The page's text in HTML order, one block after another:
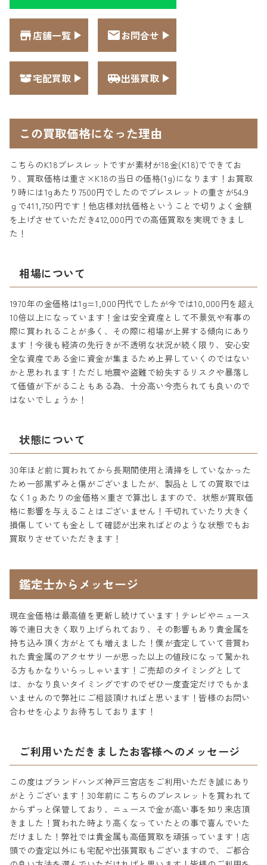
店舗一覧 お問合せ
宅配買取 出張買取
この買取価格になった理由
こちらのK18ブレスレットですが素材が18金(K18)でできてお
り、買取価格は重さ×K18の当日の価格(1g)になります！お買取
り時には1gあたり7500円でしたのでブレスレットの重さが54.9
ｇで411,750円です！他店様対抗価格ということで切りよく金額
を上げさせていただき412,000円での高価買取を実現できまし
た！
相場について
1970年の金価格は1g=1,000円代でしたが今では10,000円を超え
10倍以上になっています！金は安全資産として不景気や有事の
際に買われることが多く、その際に相場が上昇する傾向にあり
ます！今後も経済の先行きが不透明な状況が続く限り、安心安
全な資産である金に資金が集まるため上昇していくのではない
かと思われます！ただし地震や盗難で紛失するリスクや暴落し
て価値が下がることもある為、十分高い今売られても良いので
はないでしょうか！
状態について
30年ほど前に買われてから長期間使用と清掃をしていなかった
ため一部黒ずみと傷がございましたが、製品としての買取では
なく1ｇあたりの金価格×重さで算出しますので、状態が買取価
格に影響を与えることはございません！千切れていたり大きく
損傷していても金として確認が出来ればどのような状態でもお
買取りさせていただきます！
鑑定士からメッセージ
現在金価格は最高値を更新し続けています！テレビやニュース
等で連日大きく取り上げられており、その影響もあり貴金属を
持ち込み頂く方がとても増えました！僕が査定していて昔買わ
れた貴金属のアクセサリーが思った以上の値段になって驚かれ
る方もかなりいらっしゃいます！ご売却のタイミングとして
は、かなり良いタイミングですのでぜひ一度査定だけでもかま
いませんので弊社にご相談頂ければと思います！皆様のお問い
合わせを心よりお待ちしております！
ご利用いただきましたお客様へのメッセージ
この度はブランドハンズ神戸三宮店をご利用いただき誠にあり
がとうございます！30年前にこちらのブレスレットを買われて
からずっと保管しており、ニュースで金が高い事を知り来店頂
きました！買われた時より高くなっていたとの事で喜んでいた
だけました！弊社では貴金属も高価買取を頑張っています！店
頭での査定以外にも宅配や出張買取もございますので、ご都合